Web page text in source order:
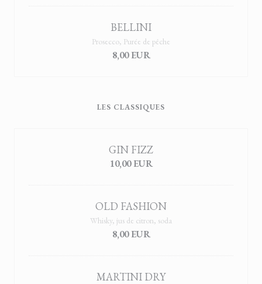
BELLINI
Prosecco, Purée de pêche
8,00 EUR
LES CLASSIQUES
GIN FIZZ
10,00 EUR
OLD FASHION
Whisky, jus de citron, soda
8,00 EUR
MARTINI DRY